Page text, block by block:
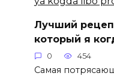
Лучший
который я
0 454
Самая